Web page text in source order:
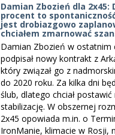
Damian Zbozień dla 2x45:
procent to
jest drobiazgowo
chciałem zmarnować
Damian Zbozień w ostatnim
podpisał nowy kontrakt z
który związał go z
do 2020 roku. Za kilka dni
ślub, dlatego chciał postawić
stabilizację. W obszernej
2x45 opowiada m.in. o
IronManie, klimacie w Rosji,